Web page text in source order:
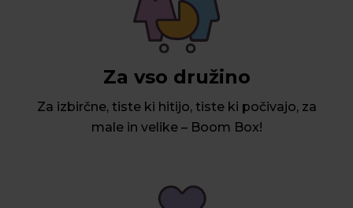
Za vso družino
Za izbirčne, tiste ki hitijo, tiste ki počivajo, za
male in velike – Boom Box!